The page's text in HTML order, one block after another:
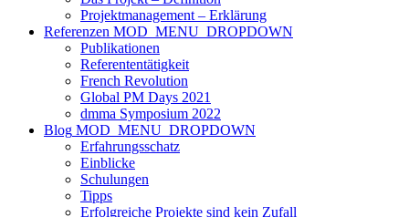
Projektmanagement – Erklärung
Referenzen MOD_MENU_DROPDOWN
Publikationen
Referententätigkeit
French Revolution
Global PM Days 2021
dmma Symposium 2022
Blog MOD_MENU_DROPDOWN
Erfahrungsschatz
Einblicke
Schulungen
Tipps
Erfolgreiche Projekte sind kein Zufall